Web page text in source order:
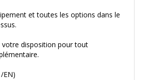
et toutes les options dans le
disposition pour tout
EN)